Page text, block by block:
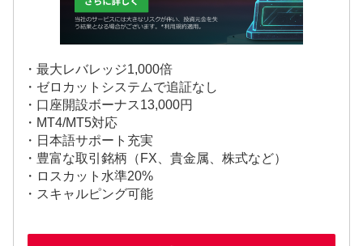
・最大レバレッジ1,000倍
・ゼロカットシステムで追証なし
・口座開設ボーナス13,000円
・MT4/MT5対応
・日本語サポート充実
・豊富な取引銘柄（FX、貴金属、株式など）
・ロスカット水準20%
・スキャルピング可能